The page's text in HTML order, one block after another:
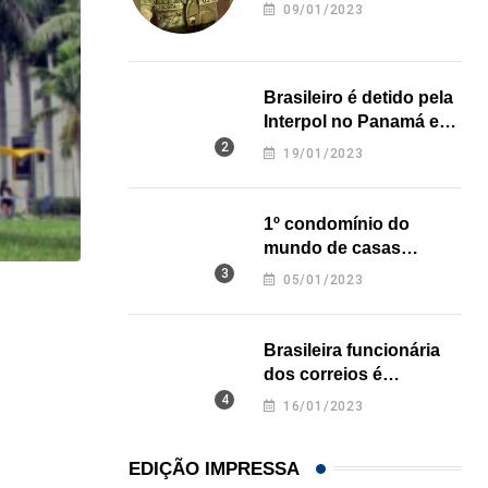
Açaí é reconhecido oficialmente como fruto
09/01/2023
Brasileiro é detido pela
Interpol no Panamá e
pode pegar prisão
19/01/2023
1º condomínio do
mundo de casas
impressas em 3D é
05/01/2023
Brasileira funcionária
dos correios é
assassinada a facadas
16/01/2023
EDIÇÃO IMPRESSA